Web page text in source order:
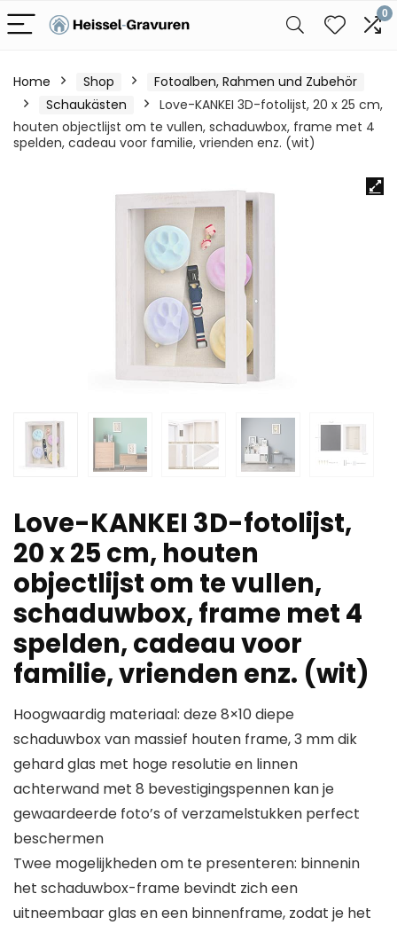
0
Home Shop
Fotoalben, Rahmen und Zubehör
Schaukästen
Love-KANKEI 3D-fotolijst, 20 x 25 cm,
houten objectlijst om te vullen, schaduwbox, frame met 4
spelden, cadeau voor familie, vrienden enz. (wit)
Love-KANKEI 3D-fotolijst,
20 x 25 cm, houten
objectlijst om te vullen,
schaduwbox, frame met 4
spelden, cadeau voor
familie, vrienden enz. (wit)
Hoogwaardig materiaal: deze 8×10 diepe
schaduwbox van massief houten frame, 3 mm dik
gehard glas met hoge resolutie en linnen
achterwand met 8 bevestigingspennen kan je
gewaardeerde foto’s of verzamelstukken perfect
beschermen
Twee mogelijkheden om te presenteren: binnenin
het schaduwbox-frame bevindt zich een
uitneembaar glas en een binnenframe, zodat je het